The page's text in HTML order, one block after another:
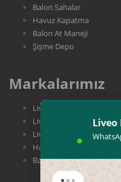
Balon Sahalar
Havuz Kapatma
Balon At Maneji
Şişme Depo
Markalarımız
Liveo Balon
Liveo Play
Liveo Tent
Havali Yapi
Balon Adam
Liveo